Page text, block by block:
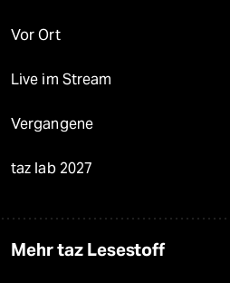
Vor Ort
Live im Stream
Vergangene
taz lab 2027
Mehr taz Lesestoff